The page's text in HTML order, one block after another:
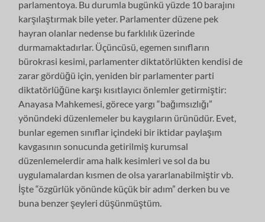
parlamentoya. Bu durumla bugünkü yüzde 10 barajını
karşılaştırmak bile yeter. Parlamenter düzene pek
hayran olanlar nedense bu farklılık üzerinde
durmamaktadırlar. Üçüncüsü, egemen sınıfların
bürokrasi kesimi, parlamenter diktatörlükten kendisi de
zarar gördüğü için, yeniden bir parlamenter parti
diktatörlüğüne karşı kısıtlayıcı önlemler getirmiştir:
Anayasa Mahkemesi, görece yargı “bağımsızlığı”
yönündeki düzenlemeler bu kaygıların ürünüdür. Evet,
bunlar egemen sınıflar içindeki bir iktidar paylaşım
kavgasının sonucunda getirilmiş kurumsal
düzenlemelerdir ama halk kesimleri ve sol da bu
uygulamalardan kısmen de olsa yararlanabilmiştir vb.
İşte “özgürlük yönünde küçük bir adım” derken bu ve
buna benzer şeyleri düşünmüştüm.